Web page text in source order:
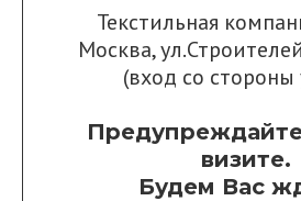
Текстильная
Москва,
(вход со
визите.
Будем Вас